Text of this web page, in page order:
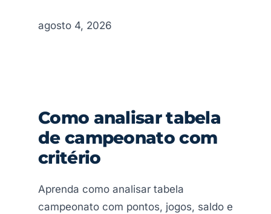
agosto 4, 2026
Como analisar tabela
de campeonato com
critério
Aprenda como analisar tabela
campeonato com pontos, jogos, saldo e